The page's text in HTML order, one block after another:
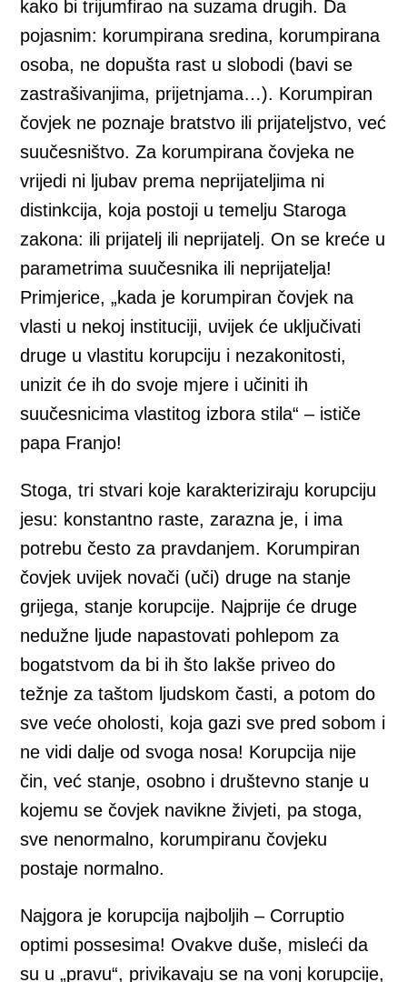
kako bi trijumfirao na suzama drugih. Da
pojasnim: korumpirana sredina, korumpirana
osoba, ne dopušta rast u slobodi (bavi se
zastrašivanjima, prijetnjama…). Korumpiran
čovjek ne poznaje bratstvo ili prijateljstvo, već
suučesništvo. Za korumpirana čovjeka ne
vrijedi ni ljubav prema neprijateljima ni
distinkcija, koja postoji u temelju Staroga
zakona: ili prijatelj ili neprijatelj. On se kreće u
parametrima suučesnika ili neprijatelja!
Primjerice, „kada je korumpiran čovjek na
vlasti u nekoj instituciji, uvijek će uključivati
druge u vlastitu korupciju i nezakonitosti,
unizit će ih do svoje mjere i učiniti ih
suučesnicima vlastitog izbora stila“ – ističe
papa Franjo!
Stoga, tri stvari koje karakteriziraju korupciju
jesu: konstantno raste, zarazna je, i ima
potrebu često za pravdanjem. Korumpiran
čovjek uvijek novači (uči) druge na stanje
grijega, stanje korupcije. Najprije će druge
nedužne ljude napastovati pohlepom za
bogatstvom da bi ih što lakše priveo do
težnje za taštom ljudskom časti, a potom do
sve veće oholosti, koja gazi sve pred sobom i
ne vidi dalje od svoga nosa! Korupcija nije
čin, već stanje, osobno i društevno stanje u
kojemu se čovjek navikne živjeti, pa stoga,
sve nenormalno, korumpiranu čovjeku
postaje normalno.
Najgora je korupcija najboljih – Corruptio
optimi possesima! Ovakve duše, misleći da
su u „pravu“, privikavaju se na vonj korupcije,